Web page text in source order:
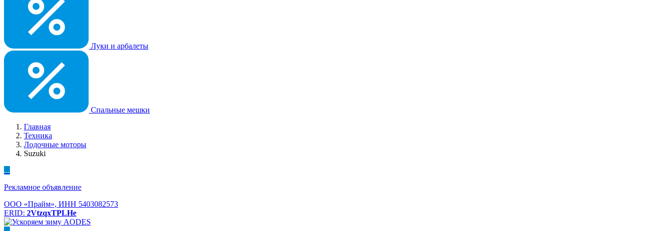
Луки и арбалеты
Спальные мешки
Главная
Техника
Лодочные моторы
Suzuki
...
Рекламное объявление
ООО «Прайм», ИНН 5403082573
ERID: 2VtzqxTPLHe